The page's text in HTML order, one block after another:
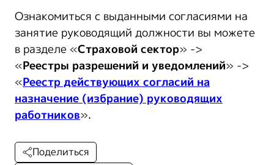
Ознакомиться с выданными согласиями на
занятие руководящий должности вы можете
в разделе «Страховой сектор» ->
«Реестры разрешений и уведомлений» ->
«Реестр действующих согласий на
назначение (избрание) руководящих
работников».
Поделиться